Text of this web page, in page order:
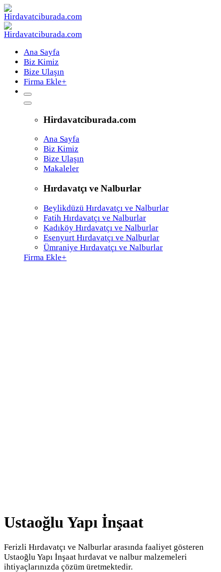
Ana Sayfa
Biz Kimiz
Bize Ulaşın
Firma Ekle+
Hirdavatciburada.com
Ana Sayfa
Biz Kimiz
Bize Ulaşın
Makaleler
Hırdavatçı ve Nalburlar
Beylikdüzü Hırdavatçı ve Nalburlar
Fatih Hırdavatçı ve Nalburlar
Kadıköy Hırdavatçı ve Nalburlar
Esenyurt Hırdavatçı ve Nalburlar
Ümraniye Hırdavatçı ve Nalburlar
Firma Ekle+
Ustaoğlu Yapı İnşaat
Ferizli Hırdavatçı ve Nalburlar arasında faaliyet gösteren
Ustaoğlu Yapı İnşaat hırdavat ve nalbur malzemeleri
ihtiyaçlarınızda çözüm üretmektedir.